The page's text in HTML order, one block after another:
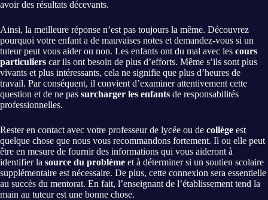
avoir des résultats décevants.
Ainsi, la meilleure réponse n’est pas toujours la même. Découvrez
pourquoi votre enfant a de mauvaises notes et demandez-vous si un
tuteur peut vous aider ou non. Les enfants ont du mal avec les cours
particuliers car ils ont besoin de plus d’efforts. Même s’ils sont plus
vivants et plus intéressants, cela ne signifie que plus d’heures de
travail. Par conséquent, il convient d’examiner attentivement cette
question et de ne pas surcharger les enfants de responsabilités
professionnelles.
Rester en contact avec votre professeur de lycée ou de collège est
quelque chose que nous vous recommandons fortement. Il ou elle peut
être en mesure de fournir des informations qui vous aideront à
identifier la source du problème et à déterminer si un soutien scolaire
supplémentaire est nécessaire. De plus, cette connexion sera essentielle
au succès du mentorat. En fait, l’enseignant de l’établissement tend la
main au tuteur est une bonne chose.